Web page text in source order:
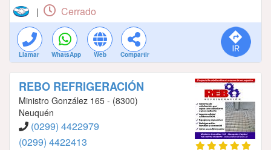
| Cerrado
Llamar WhatsApp Web Compartir
REBO REFRIGERACIÓN
Ministro González 165 - (8300)
Neuquén
(0299) 4422979
(0299) 4422413